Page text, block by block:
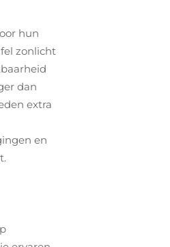
hun
zonlicht
dan
extra
en